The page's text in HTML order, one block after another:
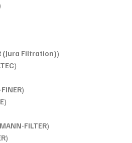
(Jura Filtration))
)
FINER)
)
MANN-FILTER)
)